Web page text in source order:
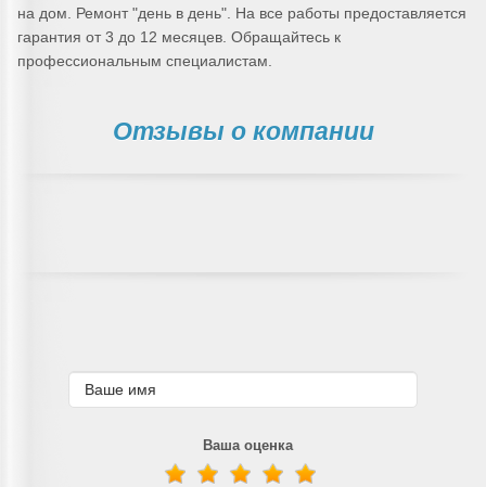
на дом. Ремонт "день в день". На все работы предоставляется
гарантия от 3 до 12 месяцев. Обращайтесь к
профессиональным специалистам.
Отзывы о компании
Ваша оценка